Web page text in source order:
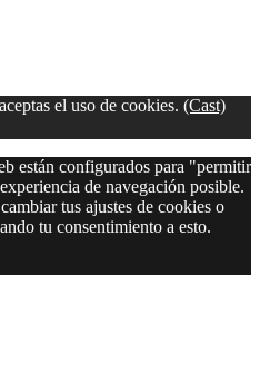
el uso de cookies. (Cast)
están configurados para "permitir
de navegación posible.
tus ajustes de cookies o
tu consentimiento a esto.